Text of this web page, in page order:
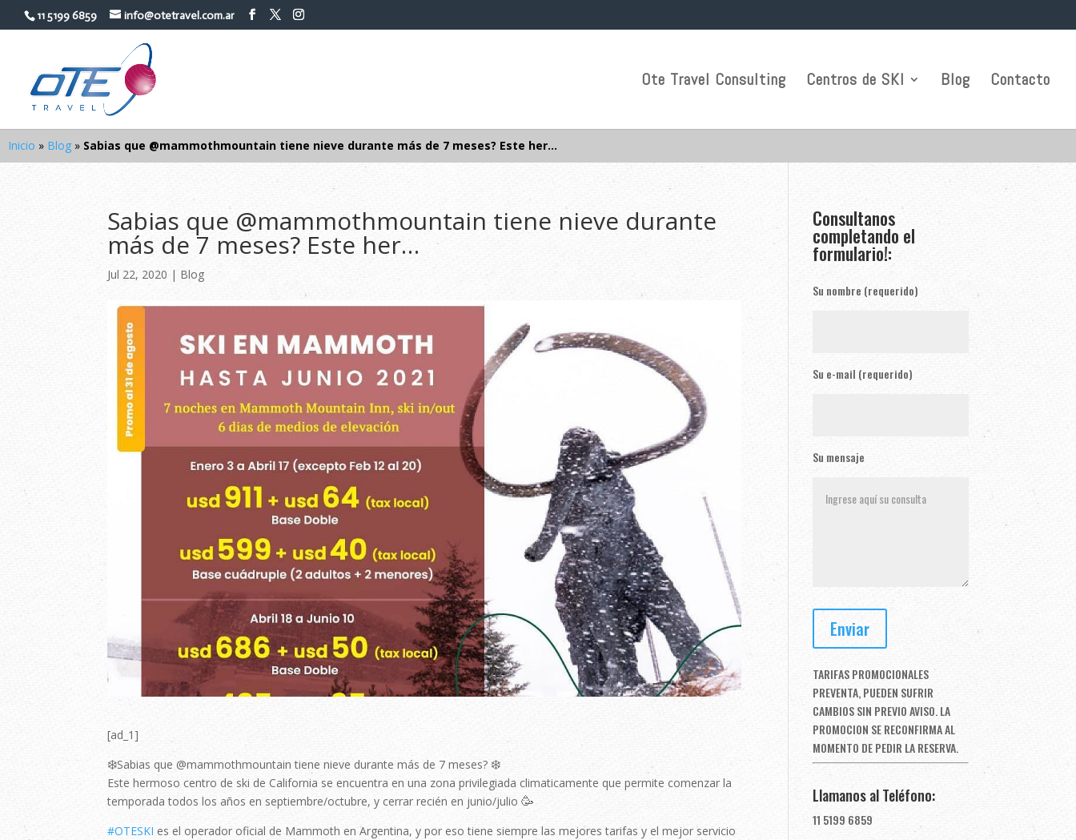
11 5199 6859 info@otetravel.com.ar
Ote Travel Consulting Centros de SKI Blog Contacto
Inicio » Blog » Sabias que @mammothmountain tiene nieve durante más de 7 meses? Este her…
Sabias que @mammothmountain tiene nieve durante
más de 7 meses? Este her…
Jul 22, 2020 | Blog
[ad_1]
❄️Sabias que @mammothmountain tiene nieve durante más de 7 meses? ❄️
Este hermoso centro de ski de California se encuentra en una zona privilegiada climaticamente que permite comenzar la
temporada todos los años en septiembre/octubre, y cerrar recién en junio/julio🥳
#OTESKI es el operador oficial de Mammoth en Argentina, y por eso tiene siempre las mejores tarifas y el mejor servicio
Consultanos
completando el
formulario!:
Su nombre (requerido)
Su e-mail (requerido)
Su mensaje
TARIFAS PROMOCIONALES
PREVENTA, PUEDEN SUFRIR
CAMBIOS SIN PREVIO AVISO. LA
PROMOCION SE RECONFIRMA AL
MOMENTO DE PEDIR LA RESERVA.
Llamanos al Teléfono:
11 5199 6859